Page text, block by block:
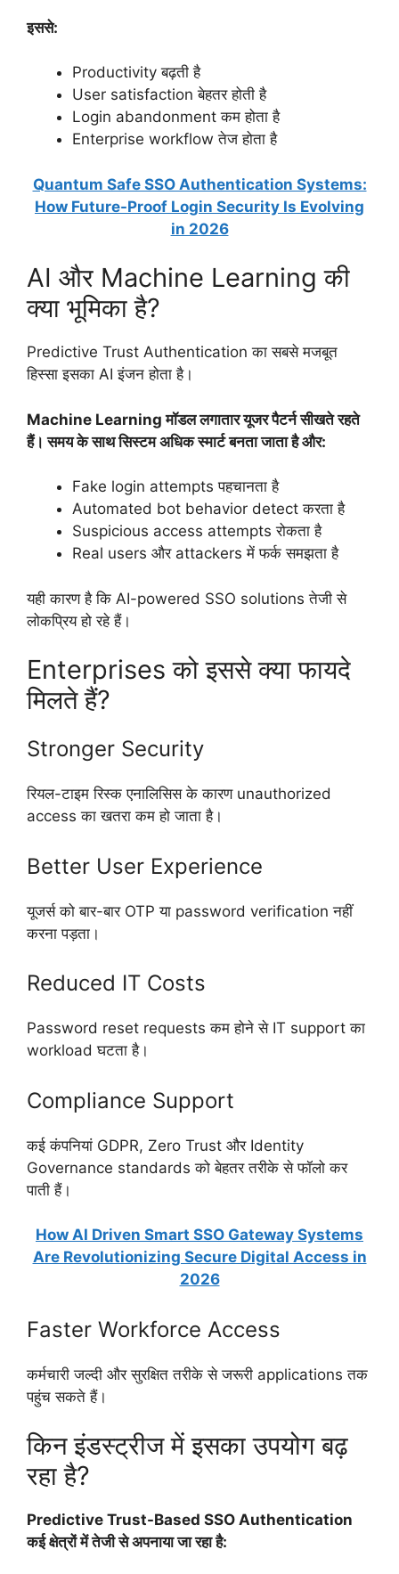
इससे:
Productivity बढ़ती है
User satisfaction बेहतर होती है
Login abandonment कम होता है
Enterprise workflow तेज होता है
Quantum Safe SSO Authentication Systems:
How Future-Proof Login Security Is Evolving
in 2026
AI और Machine Learning की
क्या भूमिका है?
Predictive Trust Authentication का सबसे मजबूत
हिस्सा इसका AI इंजन होता है।
Machine Learning मॉडल लगातार यूजर पैटर्न सीखते रहते
हैं। समय के साथ सिस्टम अधिक स्मार्ट बनता जाता है और:
Fake login attempts पहचानता है
Automated bot behavior detect करता है
Suspicious access attempts रोकता है
Real users और attackers में फर्क समझता है
यही कारण है कि AI-powered SSO solutions तेजी से
लोकप्रिय हो रहे हैं।
Enterprises को इससे क्या फायदे
मिलते हैं?
Stronger Security
रियल-टाइम रिस्क एनालिसिस के कारण unauthorized
access का खतरा कम हो जाता है।
Better User Experience
यूजर्स को बार-बार OTP या password verification नहीं
करना पड़ता।
Reduced IT Costs
Password reset requests कम होने से IT support का
workload घटता है।
Compliance Support
कई कंपनियां GDPR, Zero Trust और Identity
Governance standards को बेहतर तरीके से फॉलो कर
पाती हैं।
How AI Driven Smart SSO Gateway Systems
Are Revolutionizing Secure Digital Access in
2026
Faster Workforce Access
कर्मचारी जल्दी और सुरक्षित तरीके से जरूरी applications तक
पहुंच सकते हैं।
किन इंडस्ट्रीज में इसका उपयोग बढ़
रहा है?
Predictive Trust-Based SSO Authentication
कई क्षेत्रों में तेजी से अपनाया जा रहा है: